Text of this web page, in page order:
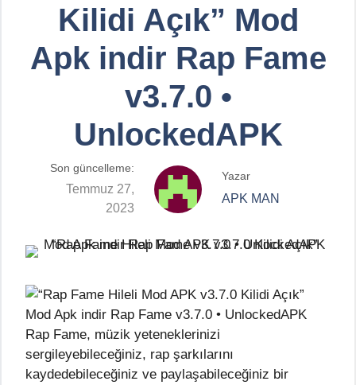
Kilidi Açık” Mod
Apk indir Rap Fame
v3.7.0 •
UnlockedAPK
Son güncelleme:
Temmuz 27,
2023
Yazar
APK MAN
Rap Fame, müzik yeteneklerinizi
sergileyebileceğiniz, rap şarkılarını
kaydedebileceğiniz ve paylaşabileceğiniz bir